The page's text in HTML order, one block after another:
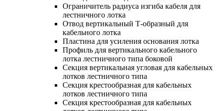
Ограничитель радиуса изгиба кабеля для
лестничного лотка
Отвод вертикальный Т-образный для
кабельного лотка
Пластина для усиления основания лотка
Профиль для вертикального кабельного
лотка лестничного типа боковой
Секция вертикальная угловая для кабельных
лотков лестничного типа
Секция крестообразная для кабельных
лотков лестничного типа
Секция крестообразная для кабельных